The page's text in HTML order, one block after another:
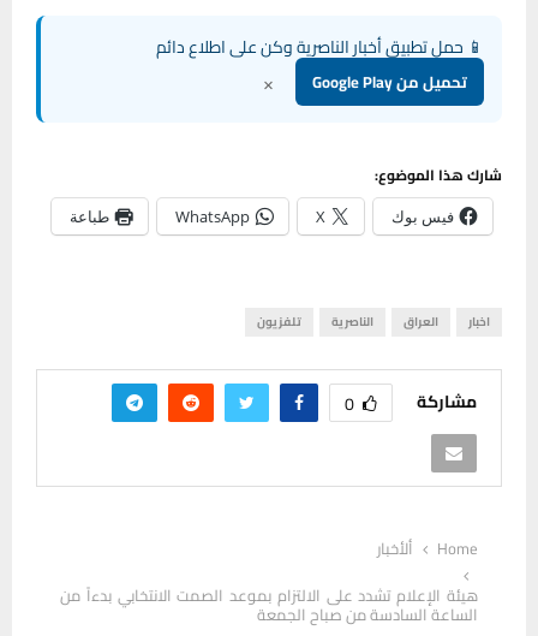
📱 حمل تطبيق أخبار الناصرية وكن على اطلاع دائم
تحميل من Google Play ×
شارك هذا الموضوع:
فيس بوك X
WhatsApp طباعة
اخبار العراق الناصرية تلفزيون
مشاركة 0
Home
ألأخبار
هيئة الإعلام تشدد على الالتزام بموعد الصمت الانتخابي بدءاً من
الساعة السادسة من صباح الجمعة